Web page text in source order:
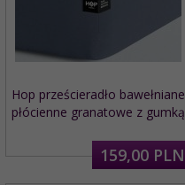
Hop prześcieradło bawełniane
płócienne granatowe z gumką
159,00 PLN